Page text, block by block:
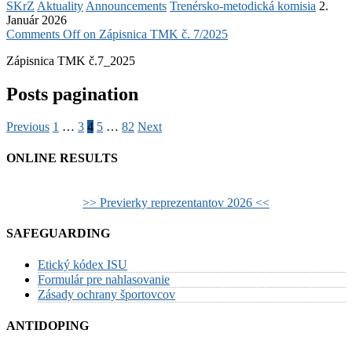
SKrZ Aktuality Announcements Trenérsko-metodická komisia 2.
Január 2026
Comments Offon Zápisnica TMK č. 7/2025
Zápisnica TMK č.7_2025
Posts pagination
Previous 1 … 3 4 5 … 82 Next
ONLINE RESULTS
>> Previerky reprezentantov 2026 <<
SAFEGUARDING
Etický kódex ISU
Formulár pre nahlasovanie
Zásady ochrany športovcov
ANTIDOPING